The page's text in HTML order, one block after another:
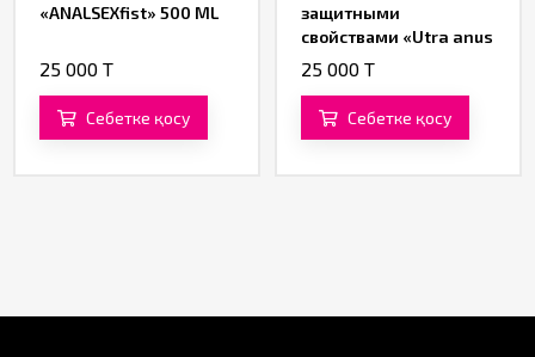
«ANALSEXfist» 500 ML
25 000 T
Себетке қосу
защитными
свойствами «Utra anus
protection» от «BIJOND»
25 000 T
Себетке қосу